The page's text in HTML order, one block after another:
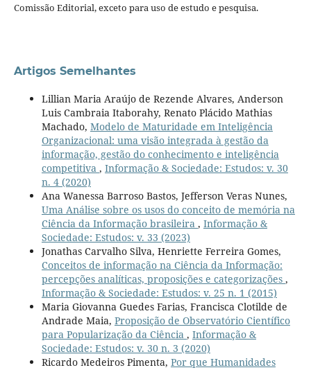
Comissão Editorial, exceto para uso de estudo e pesquisa.
Artigos Semelhantes
Lillian Maria Araújo de Rezende Alvares, Anderson
Luis Cambraia Itaborahy, Renato Plácido Mathias
Machado, Modelo de Maturidade em Inteligência
Organizacional: uma visão integrada à gestão da
informação, gestão do conhecimento e inteligência
competitiva , Informação & Sociedade: Estudos: v. 30
n. 4 (2020)
Ana Wanessa Barroso Bastos, Jefferson Veras Nunes,
Uma Análise sobre os usos do conceito de memória na
Ciência da Informação brasileira , Informação &
Sociedade: Estudos: v. 33 (2023)
Jonathas Carvalho Silva, Henriette Ferreira Gomes,
Conceitos de informação na Ciência da Informação:
percepções analíticas, proposições e categorizações ,
Informação & Sociedade: Estudos: v. 25 n. 1 (2015)
Maria Giovanna Guedes Farias, Francisca Clotilde de
Andrade Maia, Proposição de Observatório Científico
para Popularização da Ciência , Informação &
Sociedade: Estudos: v. 30 n. 3 (2020)
Ricardo Medeiros Pimenta, Por que Humanidades